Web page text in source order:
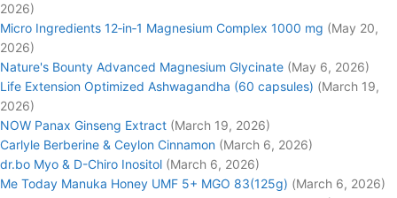
2026)
Micro Ingredients 12‑in‑1 Magnesium Complex 1000 mg (May 20,
2026)
Nature's Bounty Advanced Magnesium Glycinate (May 6, 2026)
Life Extension Optimized Ashwagandha (60 capsules) (March 19,
2026)
NOW Panax Ginseng Extract (March 19, 2026)
Carlyle Berberine & Ceylon Cinnamon (March 6, 2026)
dr.bo Myo & D-Chiro Inositol (March 6, 2026)
Me Today Manuka Honey UMF 5+ MGO 83(125g) (March 6, 2026)